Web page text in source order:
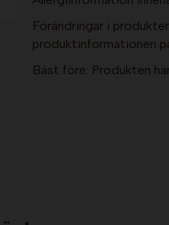
Förändringar i
produktinformationen
Bäst före: Produkten